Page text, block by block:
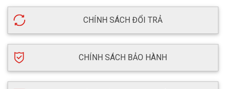
CHÍNH SÁCH ĐỔI TRẢ
CHÍNH SÁCH BẢO HÀNH